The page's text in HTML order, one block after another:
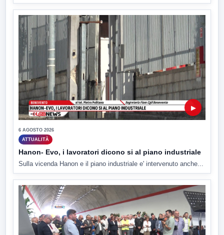
▶
6 AGOSTO 2026
ATTUALITÀ
Hanon- Evo, i lavoratori dicono si al piano industriale
Sulla vicenda Hanon e il piano industriale e' intervenuto anche...